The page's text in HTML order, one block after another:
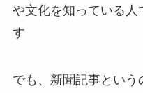
や文化を知っている人
す
でも、新聞記事とい